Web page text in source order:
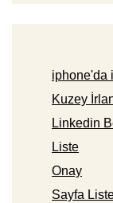
iphone'da
Kuzey
Linkedin
Liste
Onay
Sayfa